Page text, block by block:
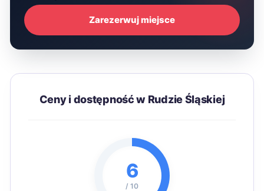
Zarezerwuj miejsce
Ceny i dostępność w Rudzie Śląskiej
6
/ 10